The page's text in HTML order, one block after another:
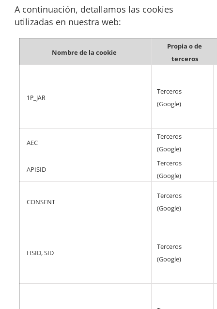
A continuación, detallamos las cookies
utilizadas en nuestra web:
Nombre de la cookie
Propia o de
terceros
1P_JAR
Terceros
(Google)
AEC
Terceros
(Google)
APISID
Terceros
(Google)
CONSENT
Terceros
(Google)
HSID, SID
Terceros
(Google)